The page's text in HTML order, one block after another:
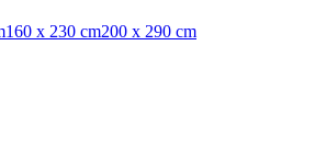
160 x 230 cm200 x 290 cm